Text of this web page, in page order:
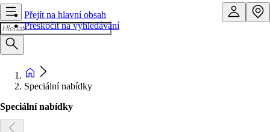
Přejít na hlavní obsah
Přeskočit na vyhledávání
Speciální nabídky
Speciální nabídky